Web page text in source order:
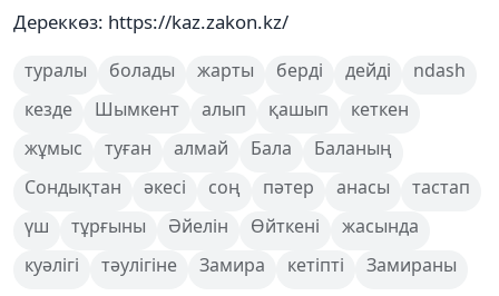
Дереккөз: https://kaz.zakon.kz/
туралы болады жарты берді дейді
ndash
кезде
Шымкент алып қашып
кеткен
жұмыс
туған алмай Бала
Баланың
Сондықтан
әкесі соң пәтер анасы
тастап
үш
тұрғыны Әйелін Өйткені
жасында
куәлігі
тәулігіне Замира кетіпті Замираны